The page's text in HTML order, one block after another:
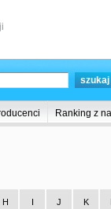
Ranking z
H I J K